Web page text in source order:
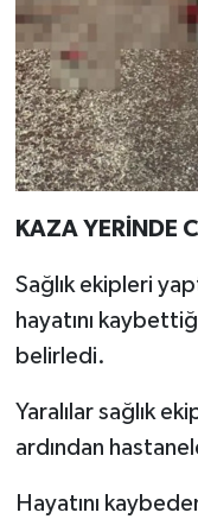
KAZA YERİNDE
Sağlık ekipleri
hayatını
belirledi.
Yaralılar sağlık
ardından
Hayatını